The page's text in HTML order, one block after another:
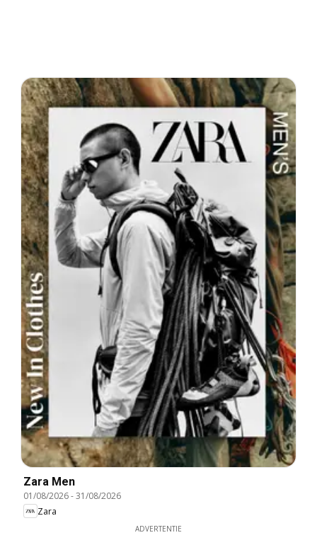
Zara Men
01/08/2026-31/08/2026
Zara
ADVERTENTIE